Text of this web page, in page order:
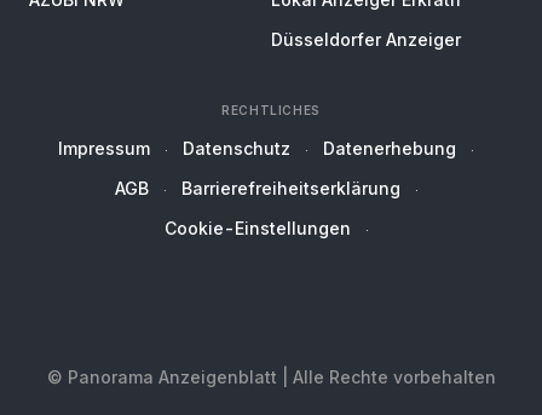
Düsseldorfer Anzeiger
RECHTLICHES
Impressum Datenschutz
Datenerhebung
AGB
Barrierefreiheitserklärung
Cookie-Einstellungen
© Panorama Anzeigenblatt | Alle Rechte vorbehalten